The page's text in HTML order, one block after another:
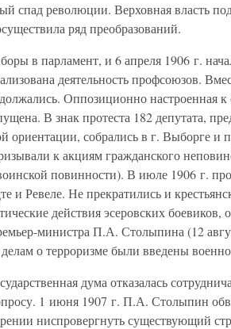
спад революции. Верховная власть
ряд преобразований.
в парламент, и 6 апреля 1906 г.
деятельность профсоюзов.
Оппозиционно настроенная
В знак протеста 182 депутата,
ориентации, собрались в г. Выборге и
к акциям гражданского
повинности). В июле 1906 г.
и Ревеле. Не прекратились и
действия эсеровских боевиков,
министра П.А. Столыпина (12
о терроризме были введены
дума отказалась
1 июня 1907 г. П.А. Столыпин
ниспровергнуть существующий